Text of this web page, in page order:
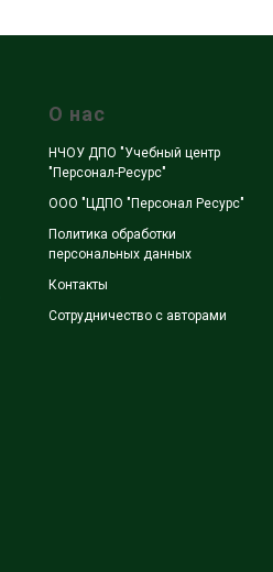
О нас
НЧОУ ДПО "Учебный центр
"Персонал-Ресурс"
ООО "ЦДПО "Персонал Ресурс"
Политика обработки
персональных данных
Контакты
Сотрудничество с авторами